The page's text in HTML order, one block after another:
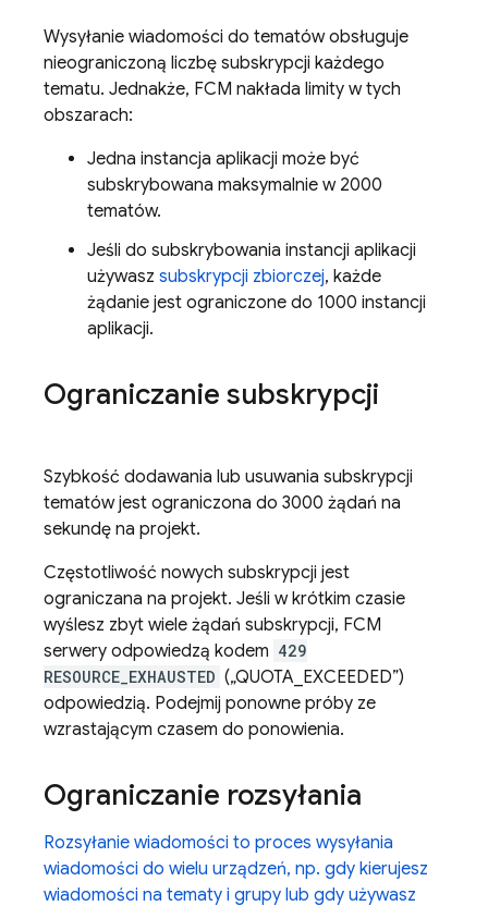
Wysyłanie wiadomości do tematów obsługuje
nieograniczoną liczbę subskrypcji każdego
tematu. Jednakże, FCM nakłada limity w tych
obszarach:
Jedna instancja aplikacji może być
subskrybowana maksymalnie w 2000
tematów.
Jeśli do subskrybowania instancji aplikacji
używasz subskrypcji zbiorczej, każde
żądanie jest ograniczone do 1000 instancji
aplikacji.
Ograniczanie subskrypcji
Szybkość dodawania lub usuwania subskrypcji
tematów jest ograniczona do 3000 żądań na
sekundę na projekt.
Częstotliwość nowych subskrypcji jest
ograniczana na projekt. Jeśli w krótkim czasie
wyślesz zbyt wiele żądań subskrypcji, FCM
serwery odpowiedzą kodem 429
RESOURCE_EXHAUSTED („QUOTA_EXCEEDED”)
odpowiedzią. Podejmij ponowne próby ze
wzrastającym czasem do ponowienia.
Ograniczanie rozsyłania
Rozsyłanie wiadomości to proces wysyłania
wiadomości do wielu urządzeń, np. gdy kierujesz
wiadomości na tematy i grupy lub gdy używasz